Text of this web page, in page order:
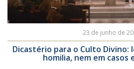
23 de junho de
Dicastério para o Culto Divino:
homilia, nem em casos